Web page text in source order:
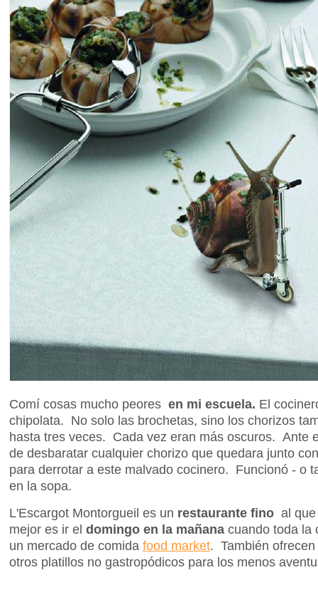
Comí cosas mucho peores en mi escuela. El
chipolata. No solo las brochetas, sino los chorizos
hasta tres veces. Cada vez eran más oscuros. Ante
de desbaratar cualquier chorizo que quedara junto
para derrotar a este malvado cocinero. Funcionó - o
en la sopa.
L'Escargot Montorgueil es un restaurante fino al
mejor es ir el domingo en la mañana cuando toda la
un mercado de comida food market. También
otros platillos no gastropódicos para los menos